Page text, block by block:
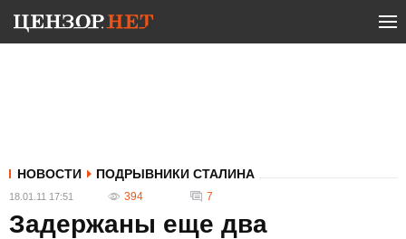
НОВОСТИ ПОДРЫВНИКИ СТАЛИНА
18.01.11 17:51 394 7
Задержаны еще два